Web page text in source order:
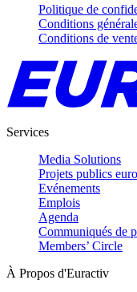
Politique de
Conditions
Conditions de
Services
Media Solutions
Projets publics
Evénements
Emplois
Agenda
Communiqués de
Members’ Circle
À Propos d'Euractiv